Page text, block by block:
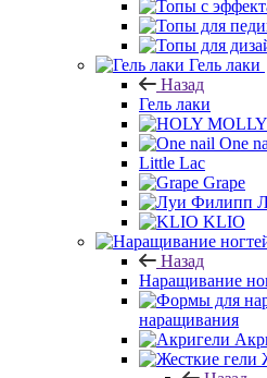
Гель лаки
Назад
Гель лаки
One
Little Lac
Grape
KLIO
Назад
Наращивание
наращивания